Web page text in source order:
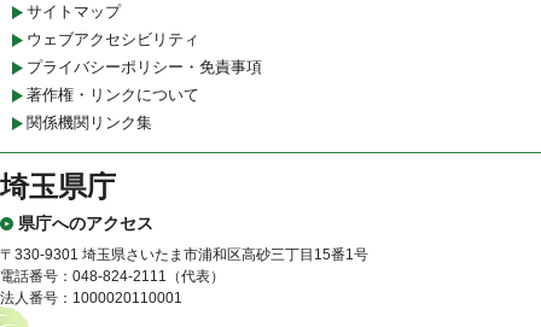
サイトマップ
ウェブアクセシビリティ
プライバシーポリシー・免責事項
著作権・リンクについて
関係機関リンク集
埼玉県庁
県庁へのアクセス
〒330-9301 埼玉県さいたま市浦和区高砂三丁目15番1号
電話番号：048-824-2111（代表）
法人番号：1000020110001